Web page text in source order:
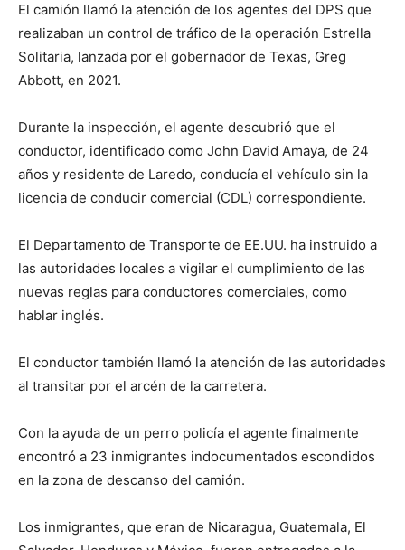
El camión llamó la atención de los agentes del DPS que
realizaban un control de tráfico de la operación Estrella
Solitaria, lanzada por el gobernador de Texas, Greg
Abbott, en 2021.
Durante la inspección, el agente descubrió que el
conductor, identificado como John David Amaya, de 24
años y residente de Laredo, conducía el vehículo sin la
licencia de conducir comercial (CDL) correspondiente.
El Departamento de Transporte de EE.UU. ha instruido a
las autoridades locales a vigilar el cumplimiento de las
nuevas reglas para conductores comerciales, como
hablar inglés.
El conductor también llamó la atención de las autoridades
al transitar por el arcén de la carretera.
Con la ayuda de un perro policía el agente finalmente
encontró a 23 inmigrantes indocumentados escondidos
en la zona de descanso del camión.
Los inmigrantes, que eran de Nicaragua, Guatemala, El